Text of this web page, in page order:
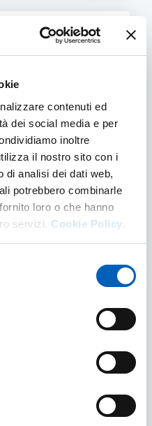
contenuti ed
dei social media e per
inoltre
il nostro sito con i
di analisi dei dati web,
potrebbero combinarle
loro o che hanno
servizi. Cookie Policy.
e sport
e le pari
L'INCLUSIONE E LE PARI